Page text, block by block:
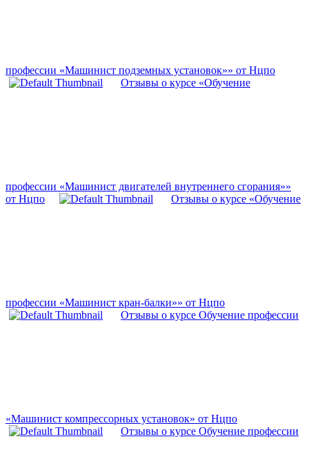
профессии «Машинист подземных установок»» от Нцпо
Отзывы о курсе «Обучение
профессии «Машинист двигателей внутреннего сгорания»»
от Нцпо
Отзывы о курсе «Обучение
профессии «Машинист кран-балки»» от Нцпо
Отзывы о курсе Обучение профессии
«Машинист компрессорных установок» от Нцпо
Отзывы о курсе Обучение профессии